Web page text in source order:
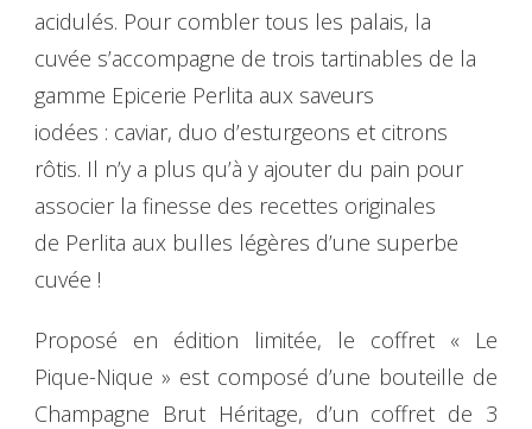
acidulés. Pour combler tous les palais, la
cuvée s’accompagne de trois tartinables de la
gamme Epicerie Perlita aux saveurs
iodées : caviar, duo d’esturgeons et citrons
rôtis. Il n’y a plus qu’à y ajouter du pain pour
associer la finesse des recettes originales
de Perlita aux bulles légères d’une superbe
cuvée !
Proposé en édition limitée, le coffret « Le
Pique-Nique » est composé d’une bouteille de
Champagne Brut Héritage, d’un coffret de 3